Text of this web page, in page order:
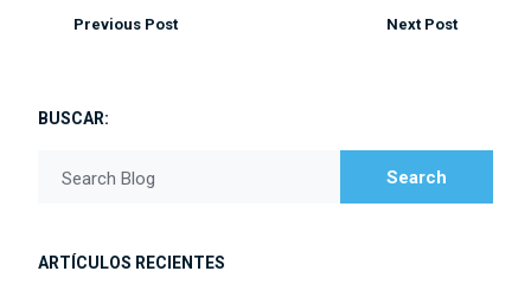
Previous Post Next Post
BUSCAR:
Search Blog Search
ARTÍCULOS RECIENTES